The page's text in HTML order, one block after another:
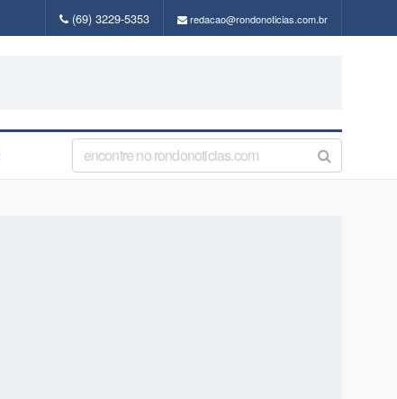
(69) 3229-5353 redacao@rondonoticias.com.br